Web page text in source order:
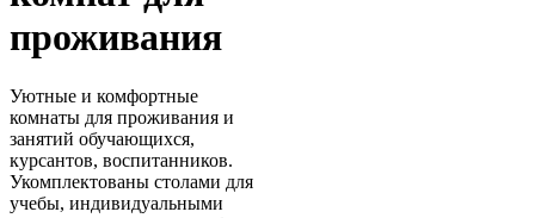
проживания
Уютные и комфортные
комнаты для проживания и
занятий обучающихся,
курсантов, воспитанников.
Укомплектованы столами для
учебы, индивидуальными